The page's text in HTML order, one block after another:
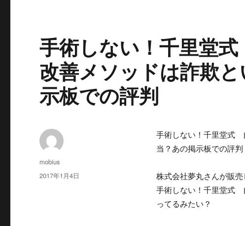
手術しない！千里堂
改善メソッドは詐欺
示板での評判
手術しない！千里堂式
当？あの掲示板での評判
株式会社夢丸さんが販売
手術しない！千里堂式
ってるみたい？
投
稿
mobius
投
2017年1月4日